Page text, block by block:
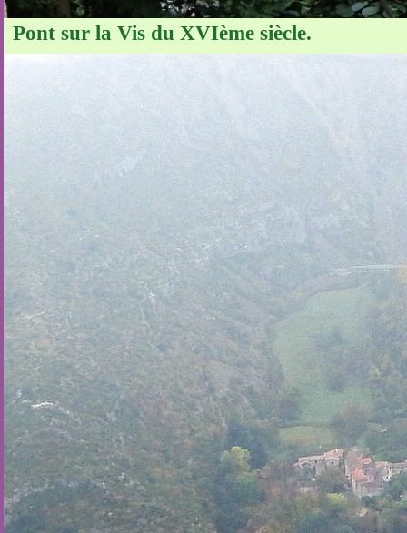
Pont sur la Vis du XVIème siècle.